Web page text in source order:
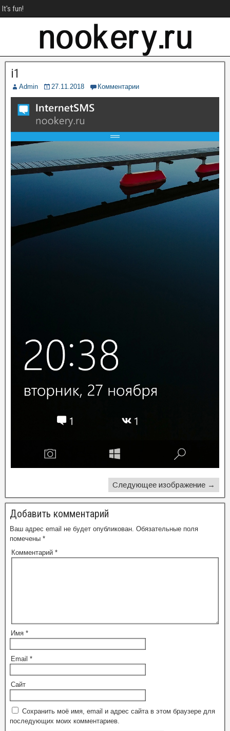
It's fun!
i1
Admin 27.11.2018 Комментарии
Следующее изображение →
Добавить комментарий
Ваш адрес email не будет опубликован. Обязательные поля
помечены *
Комментарий *
Имя *
Email *
Сайт
Сохранить моё имя, email и адрес сайта в этом браузере для
последующих моих комментариев.